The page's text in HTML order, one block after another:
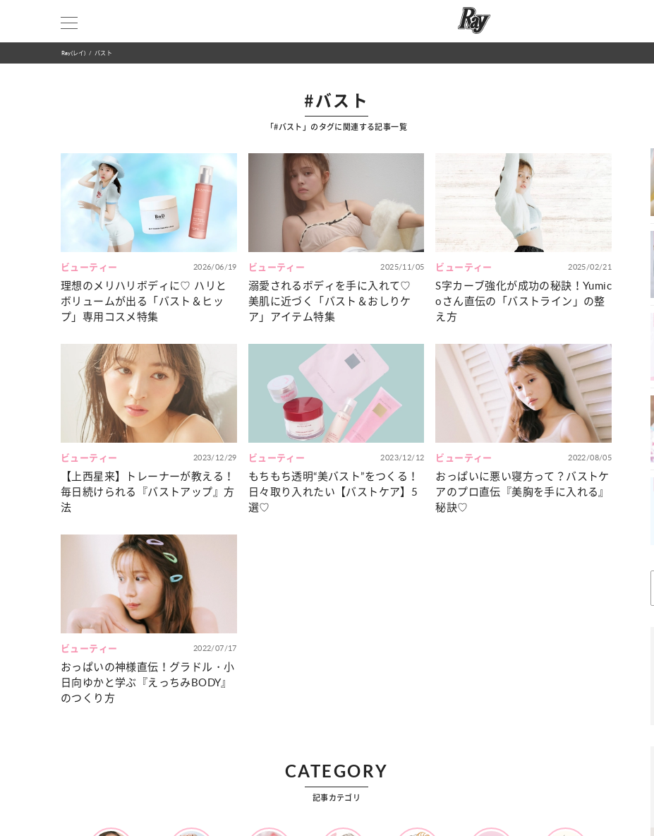
Ray(レイ) バスト
#バスト
「#バスト」のタグに関連する記事一覧
ビューティー 2026/06/19
理想のメリハリボディに♡ ハリと
ボリュームが出る「バスト＆ヒッ
プ」専用コスメ特集
ビューティー 2025/11/05
溺愛されるボディを手に入れて♡
美肌に近づく「バスト＆おしりケ
ア」アイテム特集
ビューティー 2025/02/21
S字カーブ強化が成功の秘訣！Yumic
oさん直伝の「バストライン」の整
え方
ビューティー 2023/12/29
【上西星来】トレーナーが教える！
毎日続けられる『バストアップ』方
法
ビューティー 2023/12/12
もちもち透明“美バスト”をつくる！
日々取り入れたい【バストケア】5
選♡
ビューティー 2022/08/05
おっぱいに悪い寝方って？バストケ
アのプロ直伝『美胸を手に入れる』
秘訣♡
ビューティー 2022/07/17
おっぱいの神様直伝！グラドル・小
日向ゆかと学ぶ『えっちみBODY』
のつくり方
CATEGORY
記事カテゴリ